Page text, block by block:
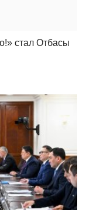
стал Отбасы